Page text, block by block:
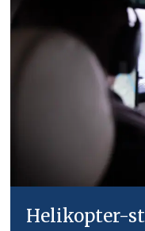
Helikopter-